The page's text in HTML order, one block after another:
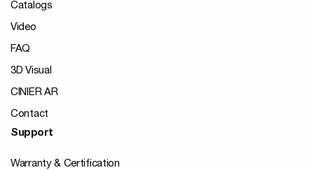
Catalogs
Video
FAQ
3D Visual
CINIER AR
Contact
Support
Warranty & Certification